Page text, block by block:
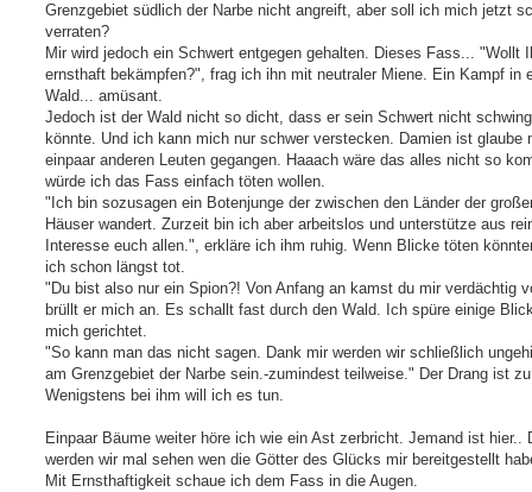
Grenzgebiet südlich der Narbe nicht angreift, aber soll ich mich jetzt
verraten?
Mir wird jedoch ein Schwert entgegen gehalten. Dieses Fass... "Wollt
ernsthaft bekämpfen?", frag ich ihn mit neutraler Miene. Ein Kampf in
Wald... amüsant.
Jedoch ist der Wald nicht so dicht, dass er sein Schwert nicht
könnte. Und ich kann mich nur schwer verstecken. Damien ist glaube
einpaar anderen Leuten gegangen. Haaach wäre das alles nicht so
würde ich das Fass einfach töten wollen.
"Ich bin sozusagen ein Botenjunge der zwischen den Länder der
Häuser wandert. Zurzeit bin ich aber arbeitslos und unterstütze aus
Interesse euch allen.", erkläre ich ihm ruhig. Wenn Blicke töten
ich schon längst tot.
"Du bist also nur ein Spion?! Von Anfang an kamst du mir verdächtig
brüllt er mich an. Es schallt fast durch den Wald. Ich spüre einige
mich gerichtet.
"So kann man das nicht sagen. Dank mir werden wir schließlich
am Grenzgebiet der Narbe sein.-zumindest teilweise." Der Drang ist
Wenigstens bei ihm will ich es tun.
Einpaar Bäume weiter höre ich wie ein Ast zerbricht. Jemand ist hier..
werden wir mal sehen wen die Götter des Glücks mir bereitgestellt
Mit Ernsthaftigkeit schaue ich dem Fass in die Augen.